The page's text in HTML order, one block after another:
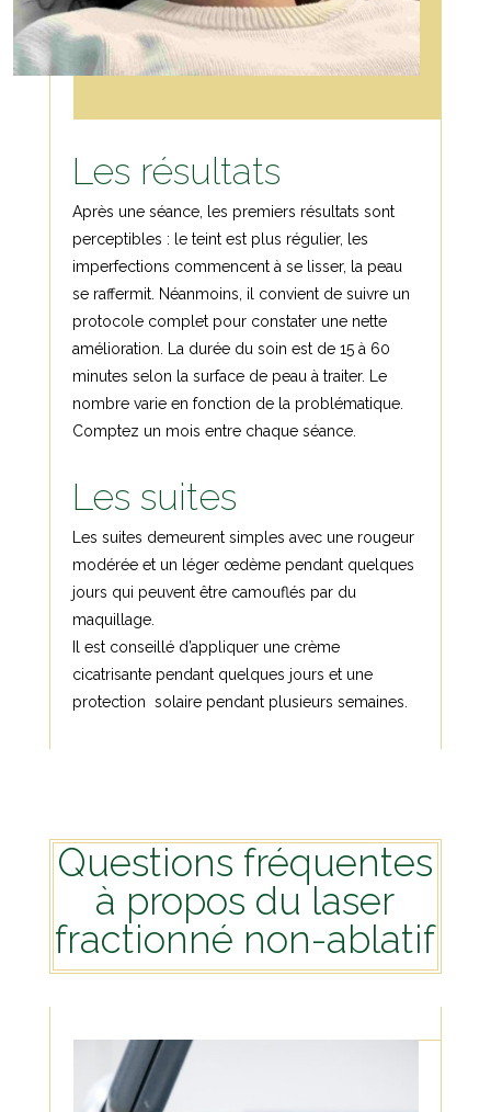
Les résultats
Après une séance, les premiers résultats sont
perceptibles : le teint est plus régulier, les
imperfections commencent à se lisser, la peau
se raffermit. Néanmoins, il convient de suivre un
protocole complet pour constater une nette
amélioration. La durée du soin est de 15 à 60
minutes selon la surface de peau à traiter. Le
nombre varie en fonction de la problématique.
Comptez un mois entre chaque séance.
Les suites
Les suites demeurent simples avec une rougeur
modérée et un léger œdème pendant quelques
jours qui peuvent être camouflés par du
maquillage.
Il est conseillé d’appliquer une crème
cicatrisante pendant quelques jours et une
protection solaire pendant plusieurs semaines.
Questions fréquentes
à propos du laser
fractionné non-ablatif